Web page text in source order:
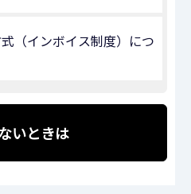
（インボイス制度）につ
いときは